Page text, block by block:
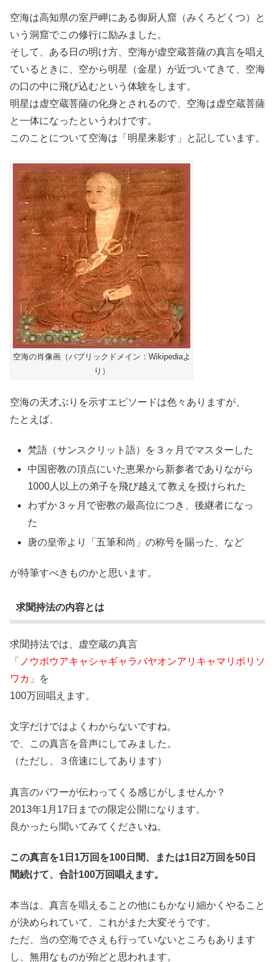
空海は高知県の室戸岬にある御厨人窟（みくろどくつ）と
いう洞窟でこの修行に励みました。
そして、ある日の明け方、空海が虚空蔵菩薩の真言を唱え
ているときに、空から明星（金星）が近づいてきて、空海
の口の中に飛び込むという体験をします。
明星は虚空蔵菩薩の化身とされるので、空海は虚空蔵菩薩
と一体になったというわけです。
このことについて空海は「明星来影す」と記しています。
空海の肖像画（パブリックドメイン：Wikipediaよ
り）
空海の天才ぶりを示すエピソードは色々ありますが、
たとえば、
梵語（サンスクリット語）を３ヶ月でマスターした
中国密教の頂点にいた恵果から新参者でありながら
1000人以上の弟子を飛び越えて教えを授けられた
わずか３ヶ月で密教の最高位につき、後継者になっ
た
唐の皇帝より「五筆和尚」の称号を賜った、など
が特筆すべきものかと思います。
求聞持法の内容とは
求聞持法では、虚空蔵の真言
「ノウボウアキャシャギャラバヤオンアリキャマリボリソ
ワカ」
を
100万回唱えます。
文字だけではよくわからないですね。
で、この真言を音声にしてみました。
（ただし、３倍速にしてあります）
真言のパワーが伝わってくる感じがしませんか？
2013年1月17日までの限定公開になります。
良かったら聞いてみてくださいね。
この真言を1日1万回を100日間、または1日2万回を50日
間続けて、合計100万回唱えます。
本当は、真言を唱えることの他にもかなり細かくやること
が決められていて、これがまた大変そうです。
ただ、当の空海でさえも行っていないところもあります
し、無用なものが殆どと思われます。